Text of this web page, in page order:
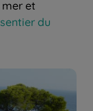
et
du